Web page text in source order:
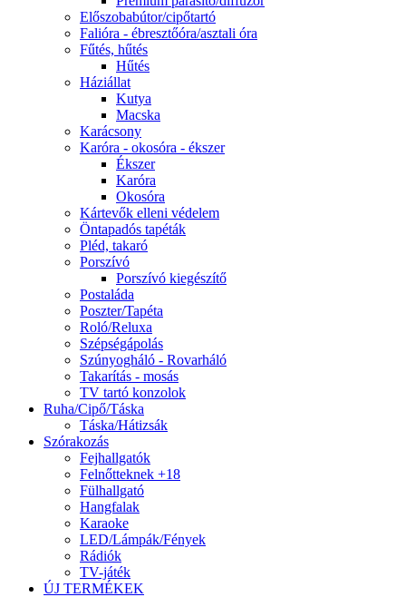
Előszobabútor/cipőtartó
Falióra - ébresztőóra/asztali óra
Fűtés, hűtés
Hűtés
Háziállat
Kutya
Macska
Karácsony
Karóra - okosóra - ékszer
Ékszer
Karóra
Okosóra
Kártevők elleni védelem
Öntapadós tapéták
Pléd, takaró
Porszívó
Porszívó kiegészítő
Postaláda
Poszter/Tapéta
Roló/Reluxa
Szépségápolás
Szúnyogháló - Rovarháló
Takarítás - mosás
TV tartó konzolok
Ruha/Cipő/Táska
Táska/Hátizsák
Szórakozás
Fejhallgatók
Felnőtteknek +18
Fülhallgató
Hangfalak
Karaoke
LED/Lámpák/Fények
Rádiók
TV-játék
ÚJ TERMÉKEK